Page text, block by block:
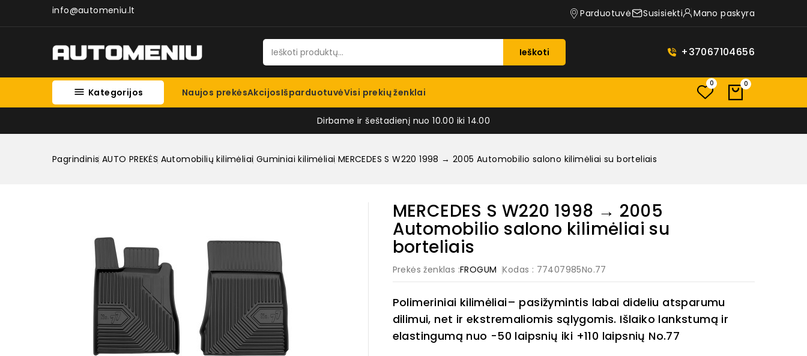
info@automeniu.lt Parduotuvė Susisiekti Mano paskyra
Ieškoti +37067104656
 Kategorijos Naujos prekėsAkcijosIšparduotuvėVisi prekių ženklai
0 0
Dirbame ir šeštadienį nuo 10.00 iki 14.00
Pagrindinis AUTO PREKĖS Automobilių kilimėliai Guminiai kilimėliai MERCEDES S W220 1998 → 2005 Automobilio salono kilimėliai su borteliais
MERCEDES S W220 1998 → 2005
Automobilio salono kilimėliai su
borteliais
Prekės ženklas :FROGUM Kodas : 77407985No.77
Polimeriniai kilimėliai– pasižymintis labai dideliu atsparumu
dilimui, net ir ekstremaliomis sąlygomis. Išlaiko lankstumą ir
elastingumą nuo -50 laipsnių iki +110 laipsnių No.77